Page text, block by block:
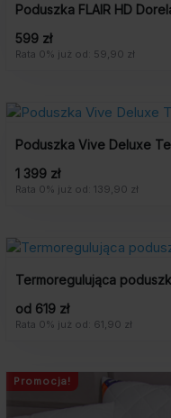
Poduszka FLAIR HD
599 zł
Rata 0% już od: 59,90 zł
Poduszka Vive Deluxe
1 399 zł
Rata 0% już od: 139,90 zł
Termoregulująca
od 619 zł
Rata 0% już od: 61,90 zł
Promocja!